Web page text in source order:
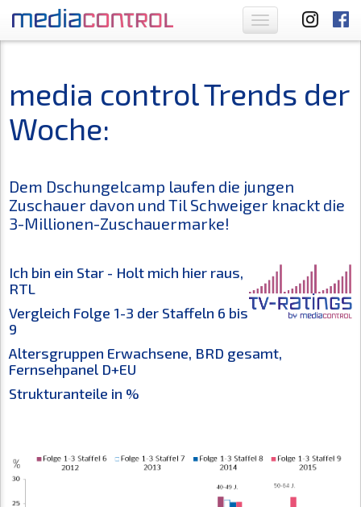
Toggle
navigation
media control Trends der
Woche:
Dem Dschungelcamp laufen die jungen
Zuschauer davon und Til Schweiger knackt die
3-Millionen-Zuschauermarke!
Ich bin ein Star - Holt mich hier raus,
RTL
Vergleich Folge 1-3 der Staffeln 6 bis
9
Altersgruppen Erwachsene, BRD gesamt,
Fernsehpanel D+EU
Strukturanteile in %